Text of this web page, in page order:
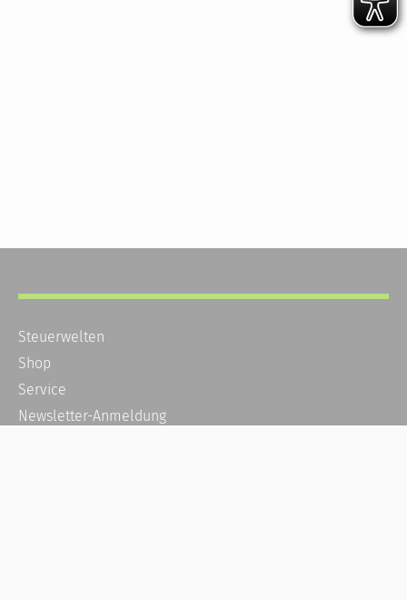
Steuerwelten
Shop
Service
Newsletter-Anmeldung